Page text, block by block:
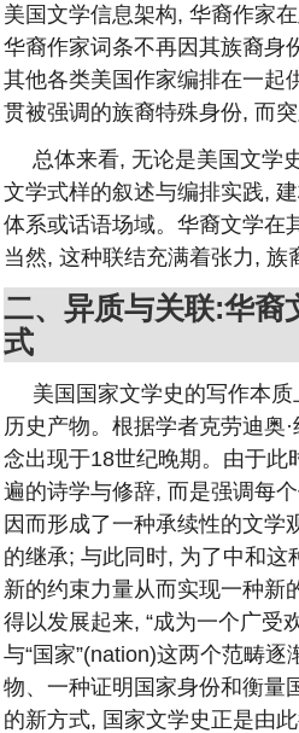
美国文学信息架构, 华裔作家
华裔作家词条不再因其族裔身
其他各类美国作家编排在一起
贯被强调的族裔特殊身份, 而
总体来看, 无论是美国文学
文学式样的叙述与编排实践,
体系或话语场域。华裔文学在
当然, 这种联结充满着张力,
二、异质与关联:华裔
式
美国国家文学史的写作本
历史产物。根据学者克劳迪奥
念出现于18世纪晚期。由于
遍的诗学与修辞, 而是强调每
因而形成了一种承续性的文学
的继承; 与此同时, 为了中和
新的约束力量从而实现一种新
得以发展起来, “成为一个广受
与“国家”(nation)这两个范畴
物、一种证明国家身份和衡量
的新方式, 国家文学史正是由